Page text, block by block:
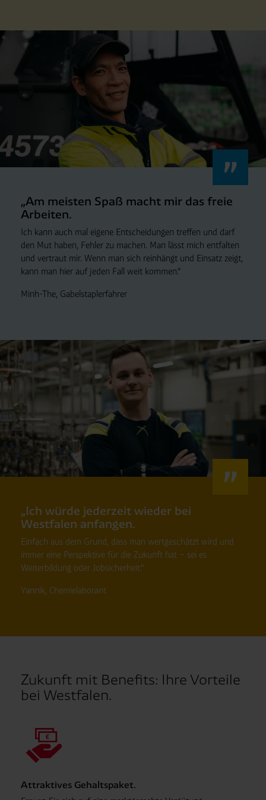
„Am meisten Spaß macht mir das freie
Arbeiten.
Ich kann auch mal eigene Entscheidungen treffen und darf
den Mut haben, Fehler zu machen. Man lässt mich entfalten
und vertraut mir. Wenn man sich reinhängt und Einsatz zeigt,
kann man hier auf jeden Fall weit kommen.“
Minh-The, Gabelstaplerfahrer
„Ich würde jederzeit wieder bei
Westfalen anfangen.
Einfach aus dem Grund, dass man wertgeschätzt wird und
immer eine Perspektive für die Zukunft hat – sei es
Weiterbildung oder Jobsicherheit.“
Yannik, Chemielaborant
Zukunft mit Benefits: Ihre Vorteile
bei Westfalen.
Attraktives Gehaltspaket.